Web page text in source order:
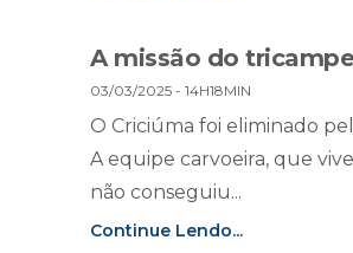
A missão do
03/03/2025 - 14H18MIN
O Criciúma foi eliminado
A equipe carvoeira, que
não conseguiu...
Continue Lendo...